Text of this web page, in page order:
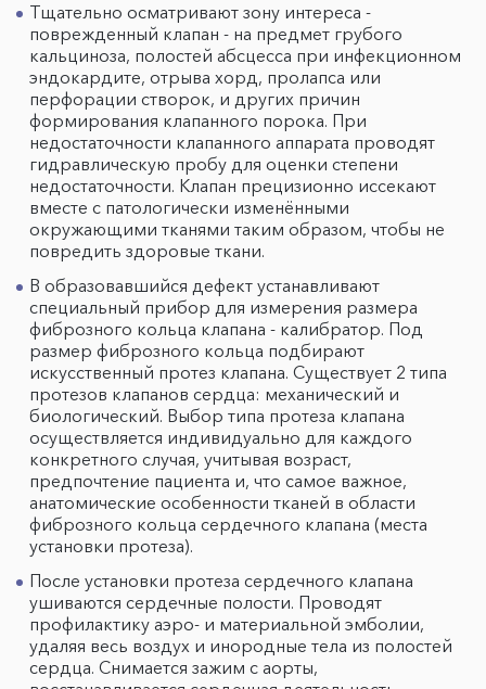
Тщательно осматривают зону интереса -
поврежденный клапан - на предмет грубого
кальциноза, полостей абсцесса при инфекционном
эндокардите, отрыва хорд, пролапса или
перфорации створок, и других причин
формирования клапанного порока. При
недостаточности клапанного аппарата проводят
гидравлическую пробу для оценки степени
недостаточности. Клапан прецизионно иссекают
вместе с патологически изменёнными
окружающими тканями таким образом, чтобы не
повредить здоровые ткани.
В образовавшийся дефект устанавливают
специальный прибор для измерения размера
фиброзного кольца клапана - калибратор. Под
размер фиброзного кольца подбирают
искусственный протез клапана. Существует 2 типа
протезов клапанов сердца: механический и
биологический. Выбор типа протеза клапана
осуществляется индивидуально для каждого
конкретного случая, учитывая возраст,
предпочтение пациента и, что самое важное,
анатомические особенности тканей в области
фиброзного кольца сердечного клапана (места
установки протеза).
После установки протеза сердечного клапана
ушиваются сердечные полости. Проводят
профилактику аэро- и материальной эмболии,
удаляя весь воздух и инородные тела из полостей
сердца. Снимается зажим с аорты,